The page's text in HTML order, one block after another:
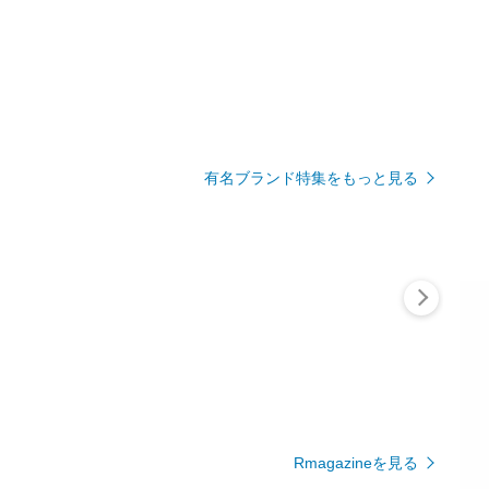
有名ブランド特集をもっと見る
Rmagazineを見る